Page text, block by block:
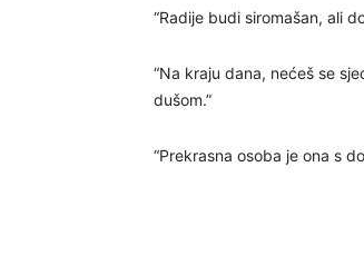
“Radije budi siromašan, ali
“Na kraju dana, nećeš se
dušom.”
“Prekrasna osoba je ona s